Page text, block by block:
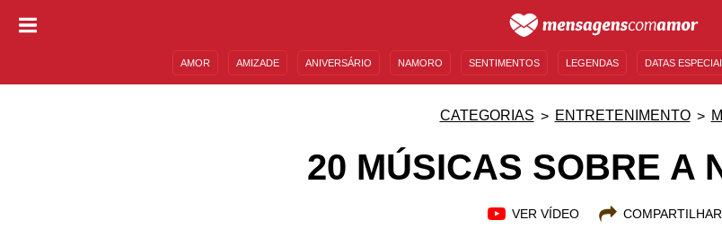
AMOR AMIZADE ANIVERSÁRIO NAMORO SENTIMENTOS LEGENDAS DATAS
CATEGORIAS ENTRETENIMENTO
20 MÚSICAS SOBRE A
VER VÍDEO COMPARTILHAR